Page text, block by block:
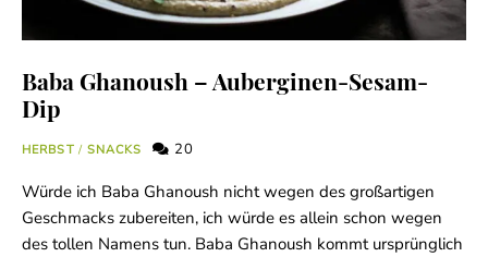
Baba Ghanoush – Auberginen-Sesam-
Dip
HERBST / SNACKS 20
Würde ich Baba Ghanoush nicht wegen des großartigen
Geschmacks zubereiten, ich würde es allein schon wegen
des tollen Namens tun. Baba Ghanoush kommt ursprünglich